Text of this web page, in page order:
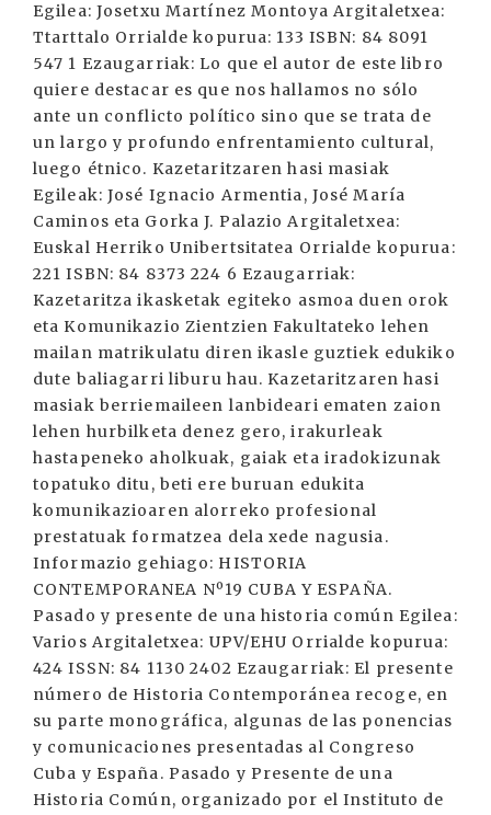
Egilea: Josetxu Martínez Montoya Argitaletxea:
Ttarttalo Orrialde kopurua: 133 ISBN: 84 8091
547 1 Ezaugarriak: Lo que el autor de este libro
quiere destacar es que nos hallamos no sólo
ante un conflicto político sino que se trata de
un largo y profundo enfrentamiento cultural,
luego étnico. Kazetaritzaren hasi masiak
Egileak: José Ignacio Armentia, José María
Caminos eta Gorka J. Palazio Argitaletxea:
Euskal Herriko Unibertsitatea Orrialde kopurua:
221 ISBN: 84 8373 224 6 Ezaugarriak:
Kazetaritza ikasketak egiteko asmoa duen orok
eta Komunikazio Zientzien Fakultateko lehen
mailan matrikulatu diren ikasle guztiek edukiko
dute baliagarri liburu hau. Kazetaritzaren hasi
masiak berriemaileen lanbideari ematen zaion
lehen hurbilketa denez gero, irakurleak
hastapeneko aholkuak, gaiak eta iradokizunak
topatuko ditu, beti ere buruan edukita
komunikazioaren alorreko profesional
prestatuak formatzea dela xede nagusia.
Informazio gehiago: HISTORIA
CONTEMPORANEA Nº19 CUBA Y ESPAÑA.
Pasado y presente de una historia común Egilea:
Varios Argitaletxea: UPV/EHU Orrialde kopurua:
424 ISSN: 84 1130 2402 Ezaugarriak: El presente
número de Historia Contemporánea recoge, en
su parte monográfica, algunas de las ponencias
y comunicaciones presentadas al Congreso
Cuba y España. Pasado y Presente de una
Historia Común, organizado por el Instituto de